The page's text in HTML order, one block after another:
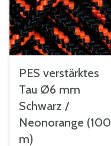
PES verstärktes
Tau Ø6 mm
Schwarz /
Neonorange (100
m)